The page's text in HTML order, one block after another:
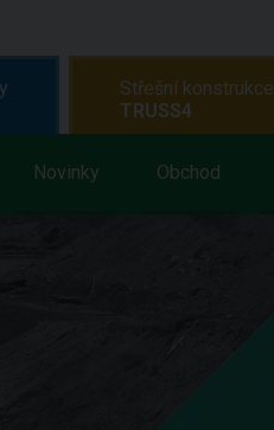
Novinky Obchod
Střešní konstrukce
TRUSS4